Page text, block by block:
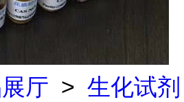
厅 > 生化试剂